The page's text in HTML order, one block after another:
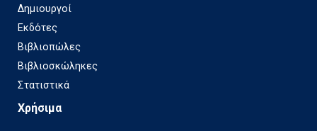
Δημιουργοί
Εκδότες
Βιβλιοπώλες
Βιβλιοσκώληκες
Στατιστικά
Χρήσιμα